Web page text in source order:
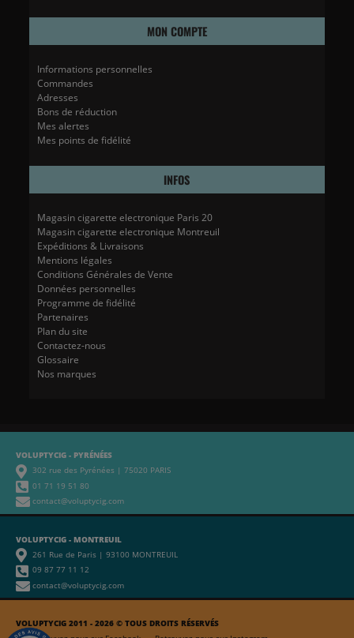
MON COMPTE
Informations personnelles
Commandes
Adresses
Bons de réduction
Mes alertes
Mes points de fidélité
INFOS
Magasin cigarette electronique Paris 20
Magasin cigarette electronique Montreuil
Expéditions & Livraisons
Mentions légales
Conditions Générales de Vente
Données personnelles
Programme de fidélité
Partenaires
Plan du site
Contactez-nous
Glossaire
Nos marques
VOLUPTYCIG - PYRÉNÉES
302 rue des Pyrénées | 75020 PARIS
01 71 19 51 80
contact@voluptycig.com
VOLUPTYCIG 2011 - 2026 © TOUS DROITS RÉSERVÉS
VOLUPTYCIG - MONTREUIL
261 Rue de Paris | 93100 MONTREUIL
09 87 77 11 12
contact@voluptycig.com